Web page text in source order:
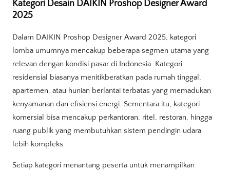
Kategori Desain DAIKIN Proshop Designer Award
2025
Dalam DAIKIN Proshop Designer Award 2025, kategori
lomba umumnya mencakup beberapa segmen utama yang
relevan dengan kondisi pasar di Indonesia. Kategori
residensial biasanya menitikberatkan pada rumah tinggal,
apartemen, atau hunian berlantai terbatas yang memadukan
kenyamanan dan efisiensi energi. Sementara itu, kategori
komersial bisa mencakup perkantoran, ritel, restoran, hingga
ruang publik yang membutuhkan sistem pendingin udara
lebih kompleks.
Setiap kategori menantang peserta untuk menampilkan